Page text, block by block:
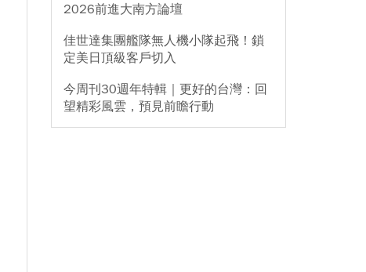
2026前進大南方論壇
佳世達集團艦隊無人機小隊起飛！鎖
定美日頂級客戶切入
今周刊30週年特輯｜更好的台灣：回
望精彩風雲，預見前瞻行動